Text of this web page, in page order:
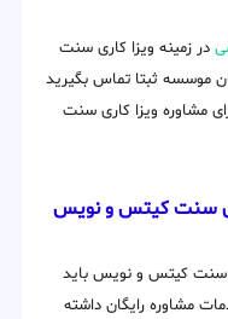
در زمینه ویزا کاری سنت
موسسه ثبتا تماس بگیرید
مشاوره ویزا کاری سنت
سنت کیتس و نویس
سنت کیتس و نویس باید
۲۴ ساعته و خدمات مشاوره رایگان داشته